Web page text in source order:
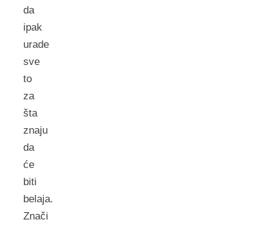
da
ipak
urade
sve
to
za
šta
znaju
da
će
biti
belaja.
Znači